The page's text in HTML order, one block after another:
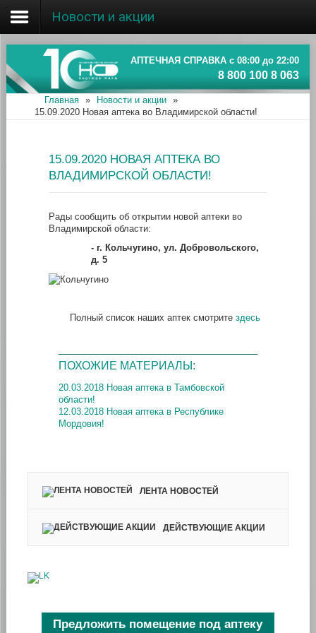
Главная
Об ассоциации
Наши аптеки
Информация
Новости и акции
АПТЕЧНАЯ СПРАВКА с 08:00 до 22:00
8 800 100 8 063
Главная » Новости и акции
»
15.09.2020 Новая аптека во Владимирской области!
15.09.2020 НОВАЯ АПТЕКА ВО
ВЛАДИМИРСКОЙ ОБЛАСТИ!
Рады сообщить об открытии новой аптеки во
Владимирской области:
- г. Кольчугино, ул. Добровольского,
д. 5
Полный список наших аптек смотрите здесь
ПОХОЖИЕ МАТЕРИАЛЫ:
20.03.2018 Новая аптека в Тамбовской
области!
12.03.2018 Новая аптека в Республике
Мордовия!
ЛЕНТА НОВОСТЕЙ
ДЕЙСТВУЮЩИЕ АКЦИИ
Предложить помещение под аптеку